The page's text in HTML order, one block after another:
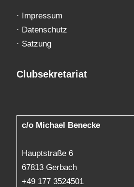
· Impressum
· Datenschutz
· Satzung
Clubsekretariat
c/o Michael Benecke
Hauptstraße 6
67813 Gerbach
+49 177 3524501